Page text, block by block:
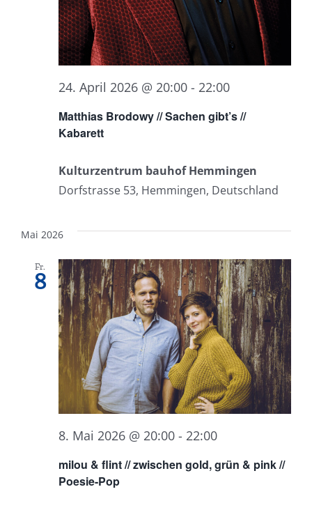
Matthias Brodowy // Sachen gibt’s //
Kabarett
24. April 2026 @ 20:00 - 22:00
Kulturzentrum bauhof Hemmingen
Dorfstrasse 53, Hemmingen, Deutschland
Mai 2026
Fr.
8
milou & flint // zwischen gold, grün & pink //
Poesie-Pop
8. Mai 2026 @ 20:00 - 22:00